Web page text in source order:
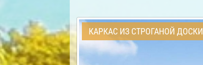
КАРКАС ИЗ СТРОГАНОЙ ДОСКИ